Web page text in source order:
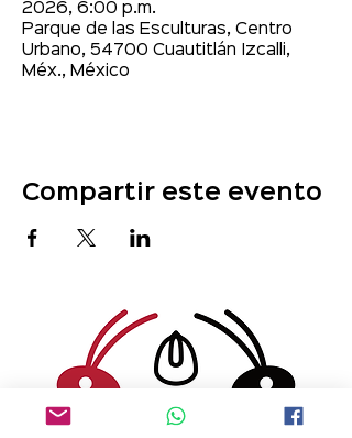
2026, 6:00 p.m.
Parque de las Esculturas, Centro
Urbano, 54700 Cuautitlán Izcalli,
Méx., México
Compartir este evento